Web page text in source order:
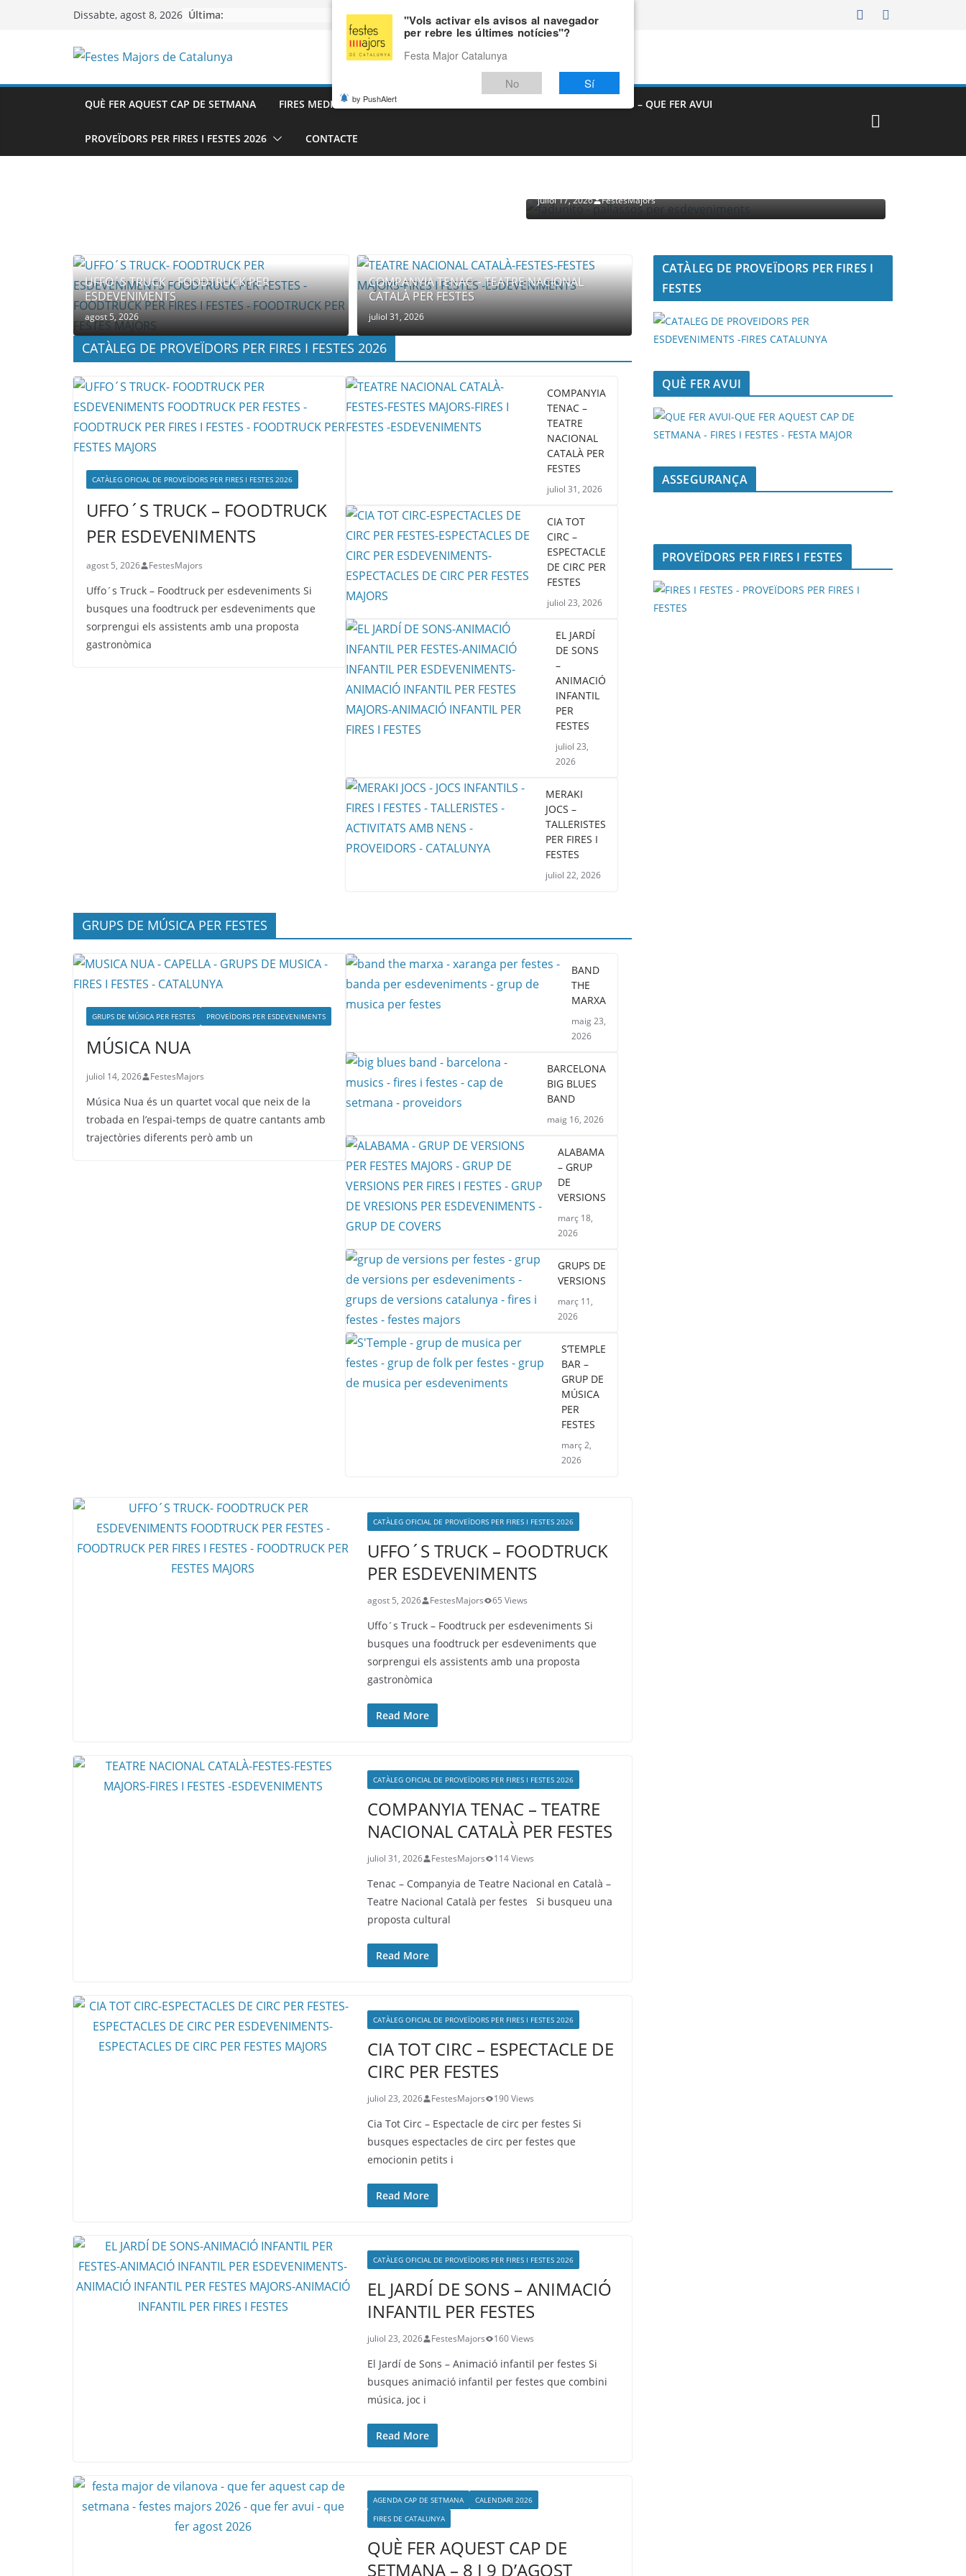
Dissabte, agost 8, 2026 Última:
QUÈ FER AQUEST CAP DE SETMANA FIRES MEDIEVALS – AGENDA DE FIRES MEDIEVALS 2026 FIRES I FESTES – QUE FER AVUI
PROVEÏDORS PER FIRES I FESTES 2026 CONTACTE
juliol 17, 2026 FestesMajors
UFFO´S TRUCK – FOODTRUCK PER
ESDEVENIMENTS
agost 5, 2026
COMPANYIA TENAC – TEATRE NACIONAL
CATALÀ PER FESTES
juliol 31, 2026
CATÀLEG DE PROVEÏDORS PER FIRES I FESTES 2026
CATÀLEG OFICIAL DE PROVEÏDORS PER FIRES I FESTES 2026
UFFO´S TRUCK – FOODTRUCK
PER ESDEVENIMENTS
agost 5, 2026 FestesMajors
Uffo´s Truck – Foodtruck per esdeveniments Si
busques una foodtruck per esdeveniments que
sorprengui els assistents amb una proposta
gastronòmica
COMPANYIA
TENAC –
TEATRE
NACIONAL
CATALÀ PER
FESTES
juliol 31, 2026
CIA TOT
CIRC –
ESPECTACLE
DE CIRC PER
FESTES
juliol 23, 2026
EL JARDÍ
DE SONS
–
ANIMACIÓ
INFANTIL
PER
FESTES
juliol 23,
2026
MERAKI
JOCS –
TALLERISTES
PER FIRES I
FESTES
juliol 22, 2026
GRUPS DE MÚSICA PER FESTES
GRUPS DE MÚSICA PER FESTES PROVEÏDORS PER ESDEVENIMENTS
MÚSICA NUA
juliol 14, 2026 FestesMajors
Música Nua és un quartet vocal que neix de la
trobada en l’espai-temps de quatre cantants amb
trajectòries diferents però amb un
BAND
THE
MARXA
maig 23,
2026
BARCELONA
BIG BLUES
BAND
maig 16, 2026
ALABAMA
– GRUP
DE
VERSIONS
març 18,
2026
GRUPS DE
VERSIONS
març 11,
2026
S’TEMPLE
BAR –
GRUP DE
MÚSICA
PER
FESTES
març 2,
2026
CATÀLEG OFICIAL DE PROVEÏDORS PER FIRES I FESTES 2026
UFFO´S TRUCK – FOODTRUCK
PER ESDEVENIMENTS
agost 5, 2026 FestesMajors 65 Views
Uffo´s Truck – Foodtruck per esdeveniments Si
busques una foodtruck per esdeveniments que
sorprengui els assistents amb una proposta
gastronòmica
Read More
CATÀLEG OFICIAL DE PROVEÏDORS PER FIRES I FESTES 2026
COMPANYIA TENAC – TEATRE
NACIONAL CATALÀ PER FESTES
juliol 31, 2026 FestesMajors 114 Views
Tenac – Companyia de Teatre Nacional en Català –
Teatre Nacional Català per festes Si busqueu una
proposta cultural
Read More
CATÀLEG OFICIAL DE PROVEÏDORS PER FIRES I FESTES 2026
CIA TOT CIRC – ESPECTACLE DE
CIRC PER FESTES
juliol 23, 2026 FestesMajors 190 Views
Cia Tot Circ – Espectacle de circ per festes Si
busques espectacles de circ per festes que
emocionin petits i
Read More
CATÀLEG OFICIAL DE PROVEÏDORS PER FIRES I FESTES 2026
EL JARDÍ DE SONS – ANIMACIÓ
INFANTIL PER FESTES
juliol 23, 2026 FestesMajors 160 Views
El Jardí de Sons – Animació infantil per festes Si
busques animació infantil per festes que combini
música, joc i
Read More
AGENDA CAP DE SETMANA
CALENDARI 2026
FIRES DE CATALUNYA
QUÈ FER AQUEST CAP DE
SETMANA – 8 I 9 D’AGOST
CATÀLEG DE PROVEÏDORS PER FIRES I
FESTES
QUÈ FER AVUI
ASSEGURANÇA
PROVEÏDORS PER FIRES I FESTES
"Vols activar els avisos al navegador
per rebre les últimes notícies"?
Festa Major Catalunya
No Sí
by PushAlert